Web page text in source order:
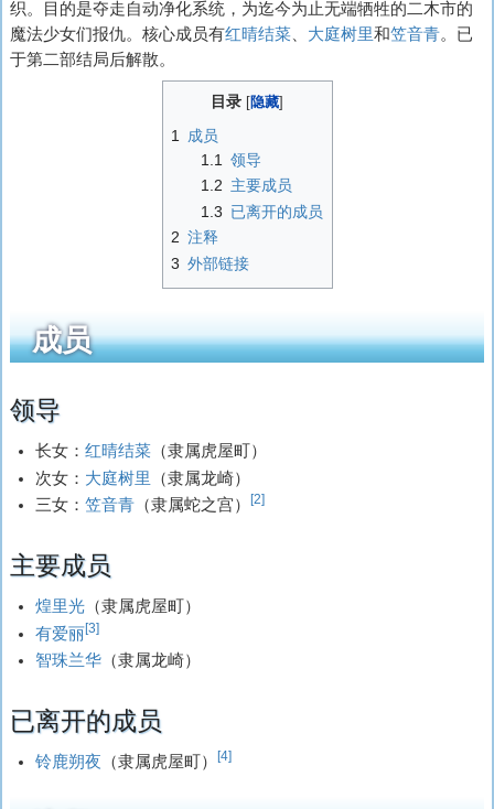
织。目的是夺走自动净化系统，为迄今为止无端牺牲的二木市的
魔法少女们报仇。核心成员有红晴结菜、 大庭树里和笠音青。已
于第二部结局后解散。
目录
1
成员
1.1
领导
1.2 主要成员
1.3 已离开的成员
2 注释
3 外部链接
成员
领导
长女：红晴结菜 （隶属虎屋町）
次女： 大庭树里
（隶属龙崎）
三女：笠音青 （隶属蛇之宫）[2]
主要成员
煌里光 （隶属虎屋町）
有爱丽[3]
智珠兰华 （隶属龙崎）
已离开的成员
铃鹿朔夜 （隶属虎屋町）[4]